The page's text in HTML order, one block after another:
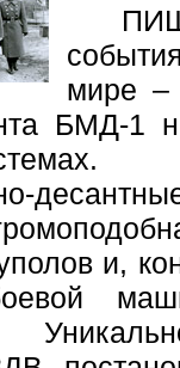
ПИШУ
мире –
БМД-1
и,